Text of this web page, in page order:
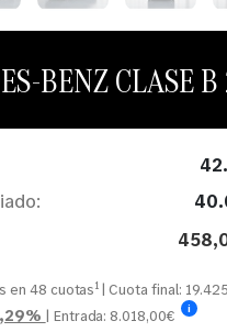
BENZ CLASE
en 48 cuotas1 | Cuota final:
| Entrada:8.018,00€ i